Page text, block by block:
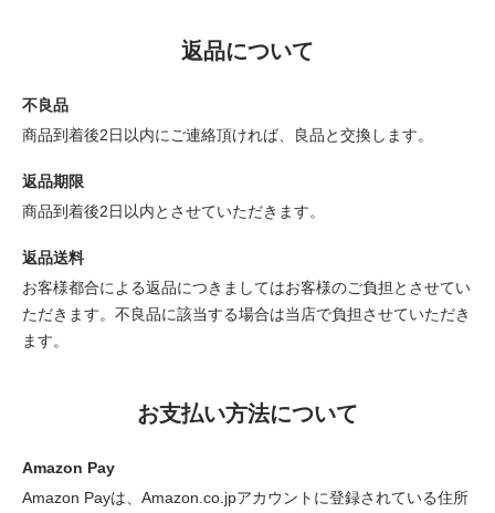
返品について
不良品
商品到着後2日以内にご連絡頂ければ、良品と交換します。
返品期限
商品到着後2日以内とさせていただきます。
返品送料
お客様都合による返品につきましてはお客様のご負担とさせてい
ただきます。不良品に該当する場合は当店で負担させていただき
ます。
お支払い方法について
Amazon Pay
Amazon Payは、Amazon.co.jpアカウントに登録されている住所